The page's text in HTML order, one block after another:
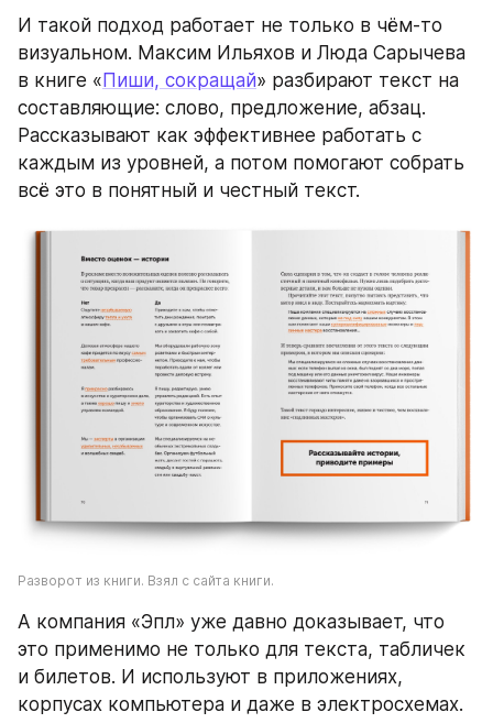
И такой подход работает не только в чём-то
визуальном. Максим Ильяхов и Люда Сарычева
в книге « Пиши, сокращай» разбирают текст на
составляющие: слово, предложение, абзац.
Рассказывают как эффективнее работать с
каждым из уровней, а потом помогают собрать
всё это в понятный и честный текст.
Разворот из книги. Взял с сайта книги.
А компания «Эпл» уже давно доказывает, что
это применимо не только для текста, табличек
и билетов. И используют в приложениях,
корпусах компьютера и даже в электросхемах.